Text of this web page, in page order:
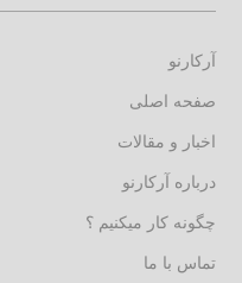
آرکارنو
صفحه اصلی
اخبار و مقالات
درباره آرکارنو
چگونه کار میکنیم ؟
تماس با ما